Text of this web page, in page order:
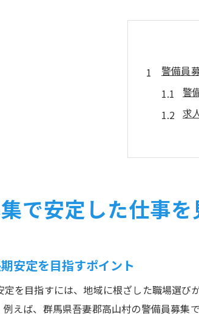
警備員
警
求
未
未経験
警
未
で安定した仕事
安定を目指すポイント
を目指すには、地域に根ざした職場選
えば、群馬県吾妻郡高山村の警備員募集